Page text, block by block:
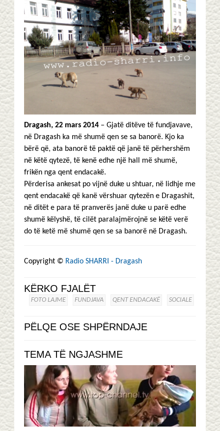
Dragash, 22 mars 2014 – Gjatë ditëve të fundjavave,
në Dragash ka më shumë qen se sa banorë. Kjo ka
bërë që, ata banorë të paktë që janë të përhershëm
në këtë qytezë, të kenë edhe një hall më shumë,
frikën nga qent endacakë.
Përderisa ankesat po vijnë duke u shtuar, në lidhje me
qent endacakë që kanë vërshuar qytezën e Dragashit,
në ditët e para të pranverës janë duke u parë edhe
shumë këlyshë, të cilët paralajmërojnë se këtë verë
do të ketë më shumë qen se sa banorë në Dragash.
Copyright © Radio SHARRI - Dragash
KËRKO FJALËT
FOTO LAJME FUNDJAVA QENT ENDACAKË SOCIALE
PËLQE OSE SHPËRNDAJE
TEMA TË NGJASHME